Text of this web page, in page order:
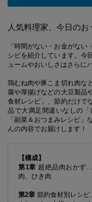
人気料理家、今日のお
「時間がない・お金がな
シピを紹介しています。今
ュームやおいしさはさらに
鶏むね肉や豚こま切れ肉な
腐や厚揚げなどの大豆製品
食材レシピ」、節約だけで
品で大満足間違いなしの
「副菜＆おつまみレシピ」
んの内容でお届けします！
【構成】
第1章 超絶品肉おかず…
肉、ひき肉
第2章 節約食材別レシピ